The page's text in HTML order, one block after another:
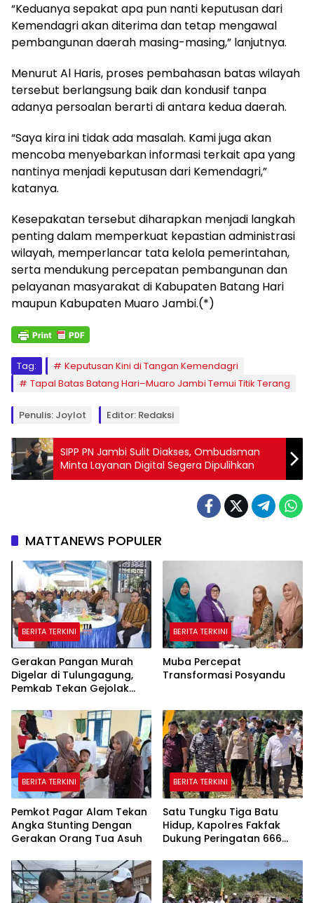
“Keduanya sepakat apa pun nanti keputusan dari
Kemendagri akan diterima dan tetap mengawal
pembangunan daerah masing-masing,” lanjutnya.
Menurut Al Haris, proses pembahasan batas wilayah
tersebut berlangsung baik dan kondusif tanpa
adanya persoalan berarti di antara kedua daerah.
“Saya kira ini tidak ada masalah. Kami juga akan
mencoba menyebarkan informasi terkait apa yang
nantinya menjadi keputusan dari Kemendagri,”
katanya.
Kesepakatan tersebut diharapkan menjadi langkah
penting dalam memperkuat kepastian administrasi
wilayah, memperlancar tata kelola pemerintahan,
serta mendukung percepatan pembangunan dan
pelayanan masyarakat di Kabupaten Batang Hari
maupun Kabupaten Muaro Jambi.(*)
Tag:
Keputusan Kini di Tangan Kemendagri
Tapal Batas Batang Hari–Muaro Jambi Temui Titik Terang
Penulis: Joylot Editor: Redaksi
SIPP PN Jambi Sulit Diakses, Ombudsman
Minta Layanan Digital Segera Dipulihkan
MATTANEWS POPULER
BERITA TERKINI
Gerakan Pangan Murah
Digelar di Tulungagung,
Pemkab Tekan Gejolak
Warga
BERITA TERKINI
Muba Percepat
Transformasi Posyandu
BERITA TERKINI
Pemkot Pagar Alam Tekan
Angka Stunting Dengan
Gerakan Orang Tua Asuh
BERITA TERKINI
Satu Tungku Tiga Batu
Hidup, Kapolres Fakfak
Dukung Peringatan 666
Papua